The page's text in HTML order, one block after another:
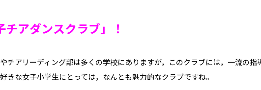
チアダンスクラブ」！
チアリーディング部は多くの学校にありますが，このクラブには，一流の指
きな女子小学生にとっては，なんとも魅力的なクラブですね。